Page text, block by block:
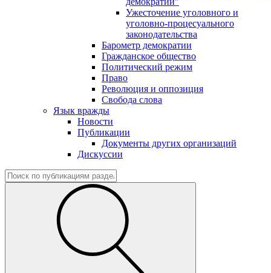
Ужесточение уголовного и
уголовно-процесуального
законодательства
Барометр демократии
Гражданское общество
Политический режим
Право
Революция и оппозиция
Свобода слова
Язык вражды
Новости
Публикации
Документы других организаций
Дискуссии